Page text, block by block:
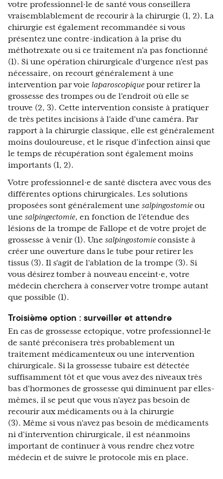
votre professionnel·le de santé vous conseillera
vraisemblablement de recourir à la chirurgie (1, 2). La
chirurgie est également recommandée si vous
présentez une contre-indication à la prise du
méthotrexate ou si ce traitement n'a pas fonctionné
(1). Si une opération chirurgicale d'urgence n'est pas
nécessaire, on recourt généralement à une
intervention par voie laparoscopique pour retirer la
grossesse des trompes ou de l'endroit où elle se
trouve (2, 3). Cette intervention consiste à pratiquer
de très petites incisions à l'aide d'une caméra. Par
rapport à la chirurgie classique, elle est généralement
moins douloureuse, et le risque d'infection ainsi que
le temps de récupération sont également moins
importants (1, 2).
Votre professionnel·e de santé disctera avec vous des
différentes options chirurgicales. Les solutions
proposées sont généralement une salpingostomie ou
une salpingectomie, en fonction de l'étendue des
lésions de la trompe de Fallope et de votre projet de
grossesse à venir (1). Une salpingostomie consiste à
créer une ouverture dans le tube pour retirer les
tissus (3). Il s'agit de l'ablation de la trompe (3). Si
vous désirez tomber à nouveau enceint·e, votre
médecin cherchera à conserver votre trompe autant
que possible (1).
Troisième option : surveiller et attendre
En cas de grossesse ectopique, votre professionnel·le
de santé préconisera très probablement un
traitement médicamenteux ou une intervention
chirurgicale. Si la grossesse tubaire est détectée
suffisamment tôt et que vous avez des niveaux très
bas d'hormones de grossesse qui diminuent par elles-
mêmes, il se peut que vous n'ayez pas besoin de
recourir aux médicaments ou à la chirurgie
(3). Même si vous n'avez pas besoin de médicaments
ni d'intervention chirurgicale, il est néanmoins
important de continuer à vous rendre chez votre
médecin et de suivre le protocole mis en place.